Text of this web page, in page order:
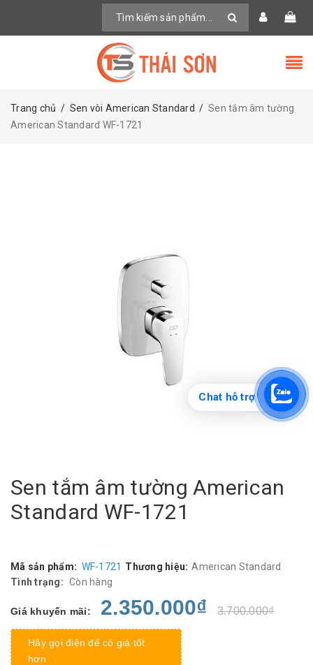
Trang chủ / Sen vòi American Standard / Sen tắm âm tường
American Standard WF-1721
Sen tắm âm tường American
Standard WF-1721
Mã sản phẩm: WF-1721 Thương hiệu: American Standard
Tình trạng: Còn hàng
Giá khuyến mãi: 2.350.000₫ 3.700.000₫
Hãy gọi điện để có giá tốt
hơn
Chat hỗ trợ